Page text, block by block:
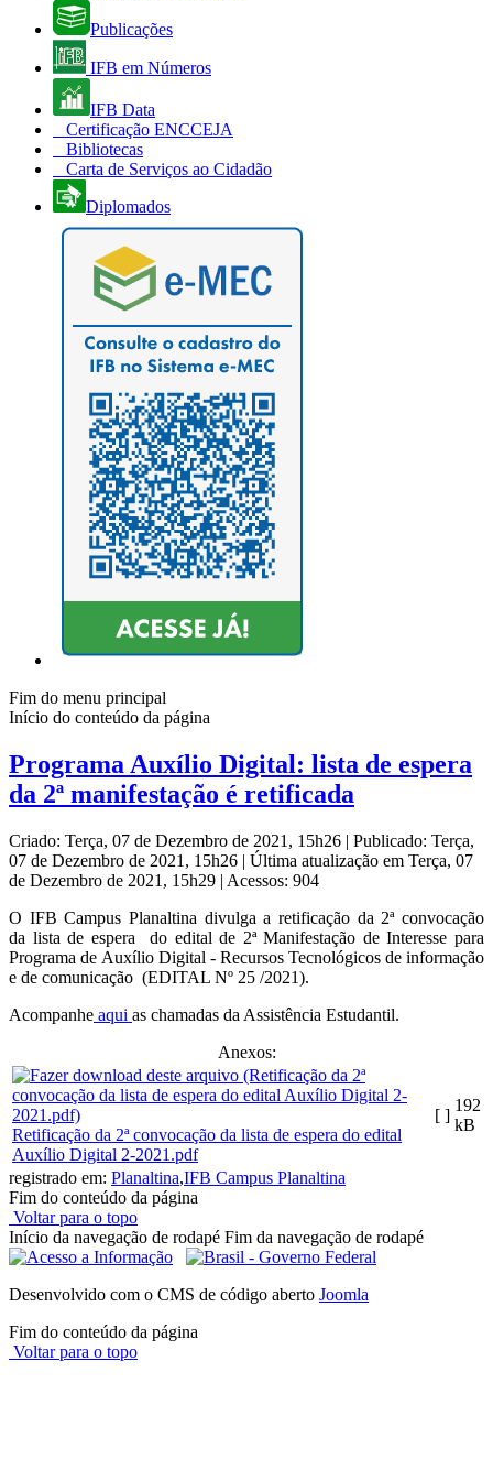
Publicações
IFB em Números
IFB Data
Certificação ENCCEJA
Bibliotecas
Carta de Serviços ao Cidadão
Diplomados
Fim do menu principal
Início do conteúdo da página
Programa Auxílio Digital: lista de espera
da 2ª manifestação é retificada
Criado: Terça, 07 de Dezembro de 2021, 15h26 | Publicado: Terça,
07 de Dezembro de 2021, 15h26 | Última atualização em Terça, 07
de Dezembro de 2021, 15h29 | Acessos: 904
O IFB Campus Planaltina divulga a retificação da 2ª convocação
da lista de espera do edital de 2ª Manifestação de Interesse para
Programa de Auxílio Digital - Recursos Tecnológicos de informação
e de comunicação (EDITAL Nº 25 /2021).
Acompanhe aqui as chamadas da Assistência Estudantil.
Anexos:
Retificação da 2ª convocação da lista de espera do edital
Auxílio Digital 2-2021.pdf
[ ]
192
kB
registrado em: Planaltina,IFB Campus Planaltina
Fim do conteúdo da página
Voltar para o topo
Início da navegação de rodapé Fim da navegação de rodapé
Desenvolvido com o CMS de código aberto Joomla
Fim do conteúdo da página
Voltar para o topo